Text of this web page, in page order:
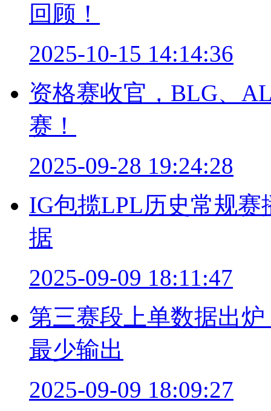
回顾！
2025-10-15 14:14:36
资格赛收官，BLG、
赛！
2025-09-28 19:24:28
IG包揽LPL历史常规
据
2025-09-09 18:11:47
第三赛段上单数据出
最少输出
2025-09-09 18:09:27